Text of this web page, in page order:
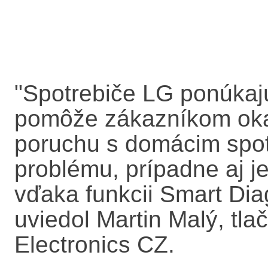
"Spotrebiče LG
pomôže zákazníkom
poruchu s domácim
problému, prípadne aj
vďaka funkcii Smart
uviedol Martin Malý,
Electronics CZ.